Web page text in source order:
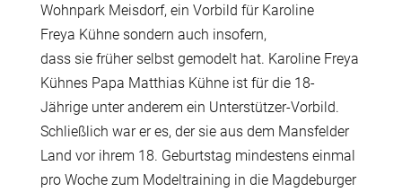
Wohnpark Meisdorf, ein Vorbild für Karoline
Freya Kühne sondern auch insofern,
dass sie früher selbst gemodelt hat. Karoline Freya
Kühnes Papa Matthias Kühne ist für die 18-
Jährige unter anderem ein Unterstützer-Vorbild.
Schließlich war er es, der sie aus dem Mansfelder
Land vor ihrem 18. Geburtstag mindestens einmal
pro Woche zum Modeltraining in die Magdeburger